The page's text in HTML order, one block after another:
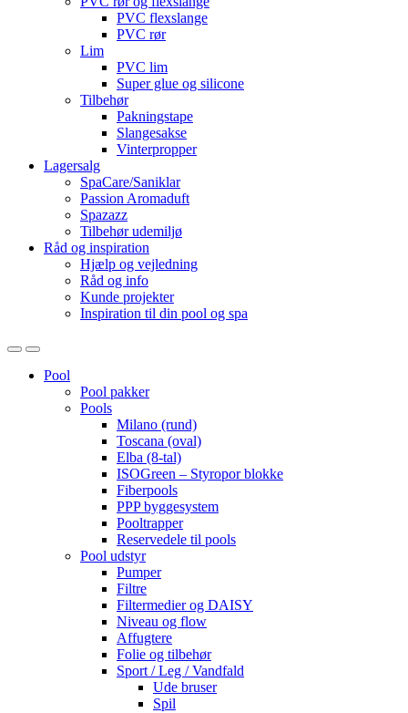
PVC flexslange
PVC rør
Lim
PVC lim
Super glue og silicone
Tilbehør
Pakningstape
Slangesakse
Vinterpropper
Lagersalg
SpaCare/Saniklar
Passion Aromaduft
Spazazz
Tilbehør udemiljø
Råd og inspiration
Hjælp og vejledning
Råd og info
Kunde projekter
Inspiration til din pool og spa
OpenClose
Pool
Pool pakker
Pools
Milano (rund)
Toscana (oval)
Elba (8-tal)
ISOGreen – Styropor blokke
Fiberpools
PPP byggesystem
Pooltrapper
Reservedele til pools
Pool udstyr
Pumper
Filtre
Filtermedier og DAISY
Niveau og flow
Affugtere
Folie og tilbehør
Sport / Leg / Vandfald
Ude bruser
Spil